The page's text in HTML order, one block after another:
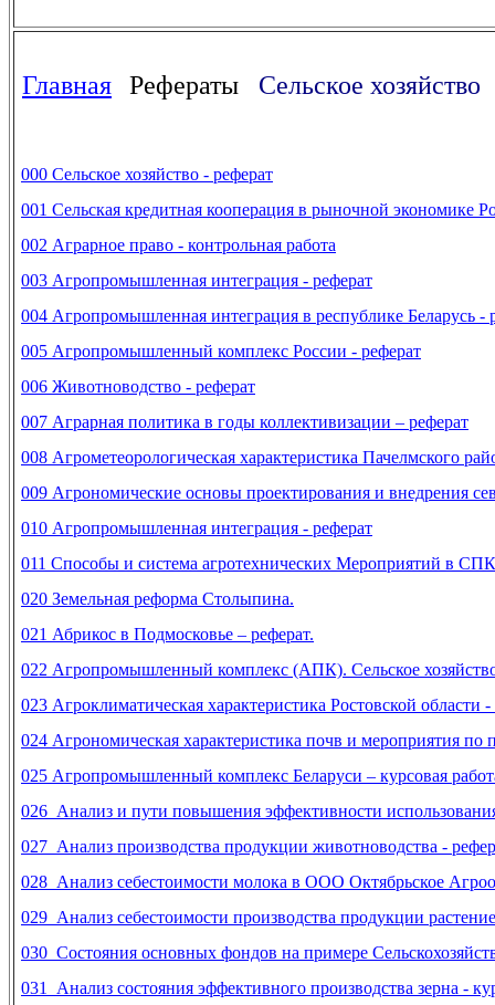
Главная Рефераты Сельское хозяйство
000 Сельское хозяйство - реферат
001 Сельская кредитная кооперация в рыночной экономике
002 Аграрное право - контрольная работа
003 Агропромышленная интеграция - реферат
004 Агропромышленная интеграция в республике Беларусь -
005 Агропромышленный комплекс России - реферат
006 Животноводство - реферат
007 Аграрная политика в годы коллективизации – реферат
008 Агрометеорологическая характеристика Пачелмского
009 Агрономические основы проектирования и внедрения
010 Агропромышленная интеграция - реферат
011 Способы и система агротехнических Мероприятий в
020 Земельная реформа Столыпина.
021 Абрикос в Подмосковье – реферат.
022 Агpопpомышленный комплекс (АПК). Сельское
023 Агроклиматическая характеристика Ростовской области -
024 Агрономическая характеристика почв и мероприятия
025 Агропромышленный комплекс Беларуси – курсовая
026 Анализ и пути повышения эффективности
027 Анализ производства продукции животноводства -
028 Анализ себестоимости молока в ООО Октябрьское
029 Анализ себестоимости производства продукции
030 Состояния основных фондов на примере
031 Анализ состояния эффективного производства зерна -